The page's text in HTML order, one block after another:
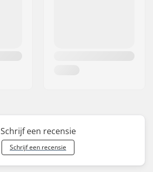
Schrijf een recensie
Schrijf een recensie